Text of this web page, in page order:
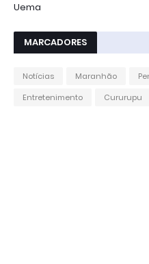
Uema
MARCADORES
Notícias Maranhão
Entretenimento
Cururupu